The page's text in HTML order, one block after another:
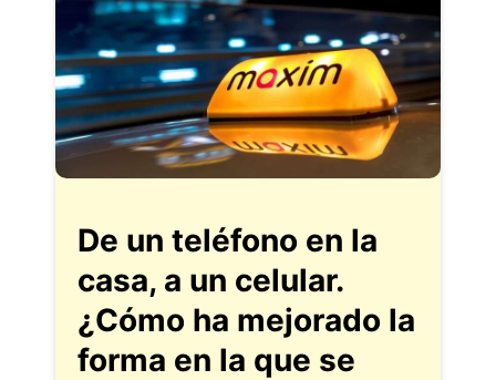
De un teléfono en la
casa, a un celular.
¿Cómo ha mejorado la
forma en la que se